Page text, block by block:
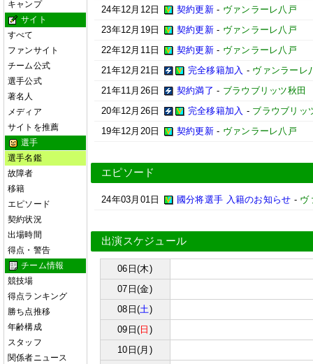
キャンプ
サイト
すべて
ファンサイト
チーム公式
選手公式
著名人
メディア
サイトを推薦
選手
選手名鑑
故障者
移籍
エピソード
契約状況
出場時間
得点・警告
チーム情報
競技場
得点ランキング
勝ち点推移
年齢構成
スタッフ
関係者ニュース
24年12月12日
契約更新 - ヴァンラーレ八戸
23年12月19日
契約更新 - ヴァンラーレ八戸
22年12月11日
契約更新 - ヴァンラーレ八戸
21年12月21日
完全移籍加入 - ヴァンラーレ
21年11月26日
契約満了 - ブラウブリッツ秋田
20年12月26日
完全移籍加入 - ブラウブリッ
19年12月20日
契約更新 - ヴァンラーレ八戸
エピソード
24年03月01日 國分将選手 入籍のお知らせ - ヴ
出演スケジュール
06日(木)
07日(金)
08日(土)
09日( 日 )
10日(月)